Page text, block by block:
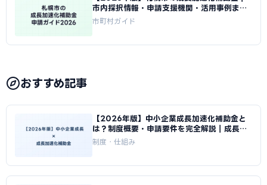
市内採択情報・申請支援機関・活用事例まと
め｜成長加速化補助金ナビ
市町村ガイド
おすすめ記事
【2026年版】中小企業成長加速化補助金と
は？制度概要・申請要件を完全解説｜成長加
速化補助金ナビ
制度・仕組み